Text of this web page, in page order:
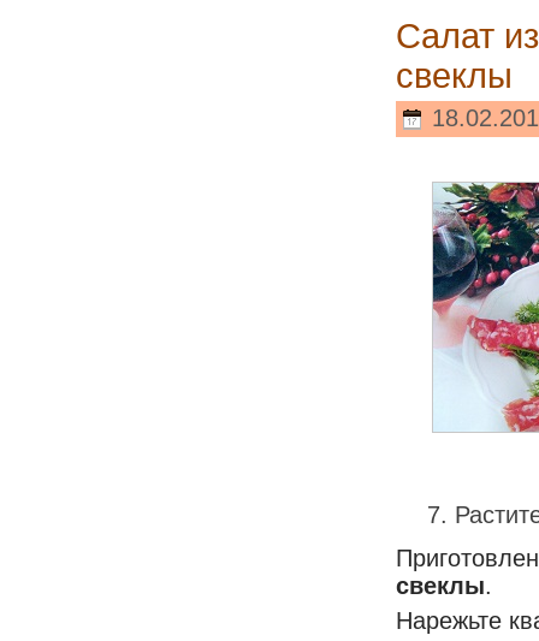
Салат
свеклы
свеклы.
Нарежьте